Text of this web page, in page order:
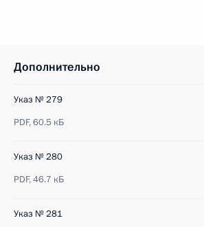
Дополнительно
Указ № 279
PDF,60.5 кБ
Указ № 280
PDF,46.7 кБ
Указ № 281